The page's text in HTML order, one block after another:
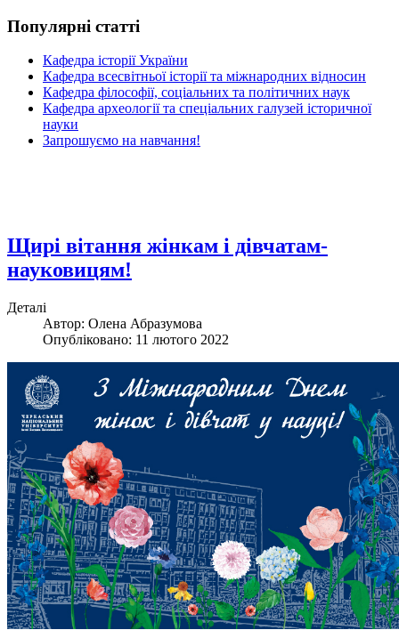
Популярні статті
Кафедра історії України
Кафедра всесвітньої історії та міжнародних відносин
Кафедра філософії, соціальних та політичних наук
Кафедра археології та спеціальних галузей історичної
науки
Запрошуємо на навчання!
Щирі вітання жінкам і дівчатам-
науковицям!
Деталі
Автор: Олена Абразумова
Опубліковано: 11 лютого 2022